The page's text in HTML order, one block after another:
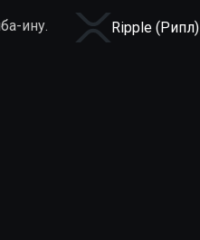
ину.
Ripple (Рипл)